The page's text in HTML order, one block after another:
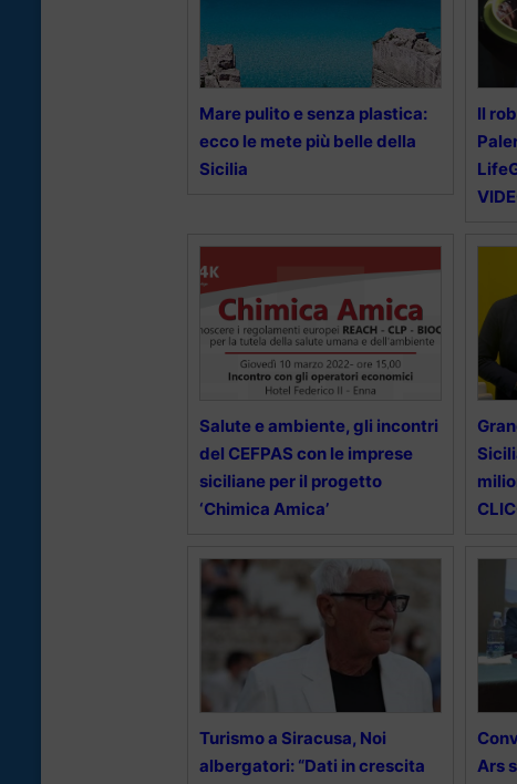
Mare pulito e senza plastica:
ecco le mete più belle della
Sicilia
Il
Salute e ambiente, gli incontri
del CEFPAS con le imprese
siciliane per il progetto
‘Chimica Amica’
Turismo a Siracusa, Noi
albergatori: “Dati in crescita
Ars